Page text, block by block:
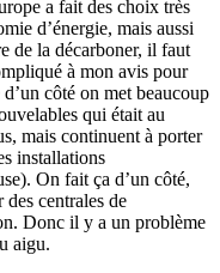
a fait des choix très
d’énergie, mais aussi
de la décarboner, il faut
à mon avis pour
côté on met beaucoup
qui était au
mais continuent à porter
installations
On fait ça d’un côté,
centrales de
Donc il y a un problème
aigu.